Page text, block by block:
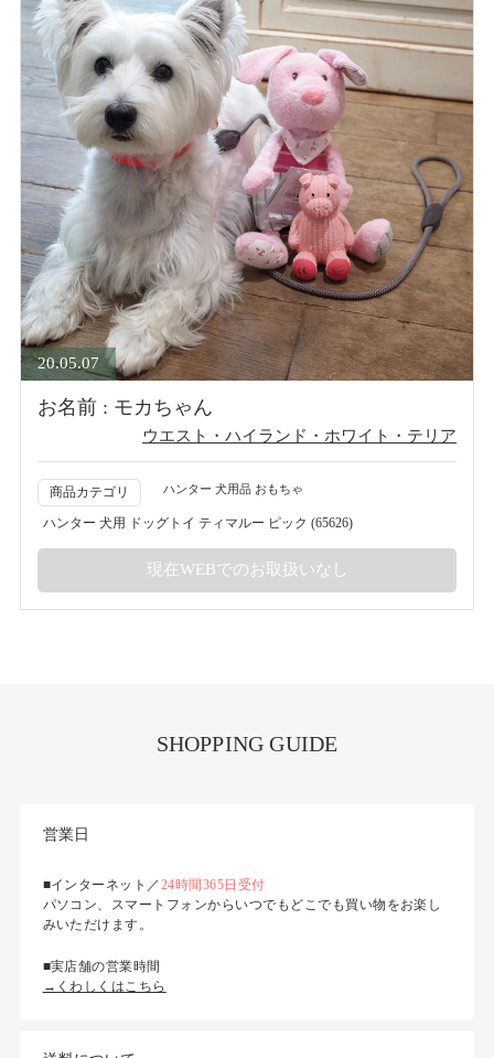
20.05.07
お名前 : モカちゃん
ウエスト・ハイランド・ホワイト・テリア
商品カテゴリ ハンター 犬用品 おもちゃ
ハンター 犬用 ドッグトイ ティマルー ピック (65626)
SHOPPING GUIDE
営業日
■インターネット／ 24時間365日受付
パソコン、スマートフォンからいつでもどこでも買い物をお楽し
みいただけます。
■実店舗の営業時間
→くわしくはこちら